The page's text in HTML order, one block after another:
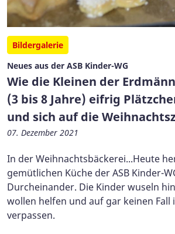
Bildergalerie
Neues aus der ASB Kinder-WG
Wie die Kleinen der
(3 bis 8 Jahre) eifrig
und sich auf die
07. Dezember 2021
In der Weihnachtsbäckerei...Heute
gemütlichen Küche der ASB Kinder-
Durcheinander. Die Kinder wuseln
wollen helfen und auf gar keinen Fall
verpassen.